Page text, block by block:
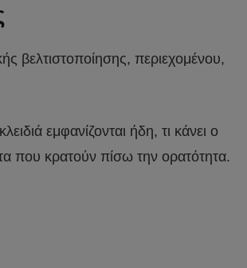
βελτιστοποίησης, περιεχομένου,
εμφανίζονται ήδη, τι κάνει ο
που κρατούν πίσω την ορατότητα.